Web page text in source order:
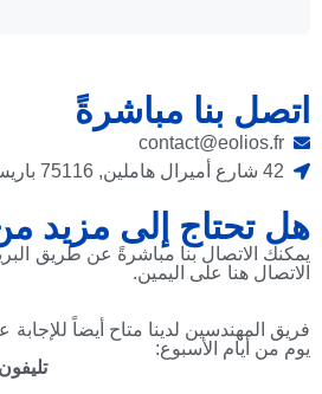
اتصل بنا مباشرةً
contact@eolios.fr
42 شارع أميرال هاملين, 75116 باريس
هل تحتاج إلى مزيد
يمكنك الاتصال بنا مباشرةً عن طريق
الاتصال هنا على اليمين.
فريق المهندسين لدينا متاح أيضاً
يوم من أيام الأسبوع:
تليفون: +331 42